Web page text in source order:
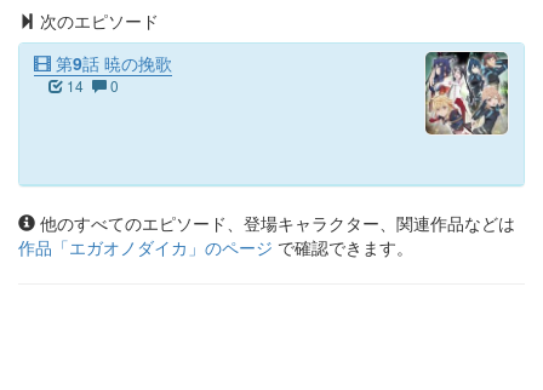
次のエピソード
第9話 暁の挽歌
14 0
他のすべてのエピソード、登場キャラクター、関連作品などは
作品「エガオノダイカ 」のページ で確認できます。